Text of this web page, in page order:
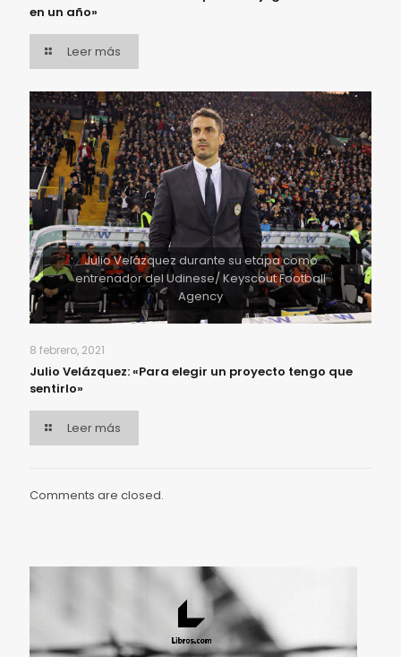
en un año»
Leer más
Julio Velázquez durante su etapa como
entrenador del Udinese/ Keyscout Football
Agency
8 febrero, 2021
Julio Velázquez: «Para elegir un proyecto tengo que
sentirlo»
Leer más
Comments are closed.